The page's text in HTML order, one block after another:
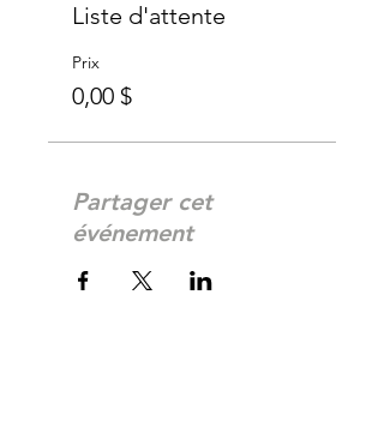
Liste d'attente
Prix
0,00 $
Partager cet
événement